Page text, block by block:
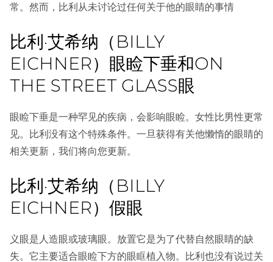
常。然而，比利从未讨论过任何关于他的眼睛的事情
比利·艾希纳（BILLY
EICHNER）眼睑下垂和ON
THE STREET GLASS眼
眼睑下垂是一种罕见的疾病，会影响眼睑。女性比男性更常
见。比利没有这个特殊条件。一旦获得有关他懒惰的眼睛的
相关更新，我们将向您更新。
比利·艾希纳（BILLY
EICHNER）假眼
义眼是人造眼或玻璃眼。放置它是为了代替自然眼睛的缺
失。它主要适合眼睑下方的眼眶植入物。比利也没有说过关